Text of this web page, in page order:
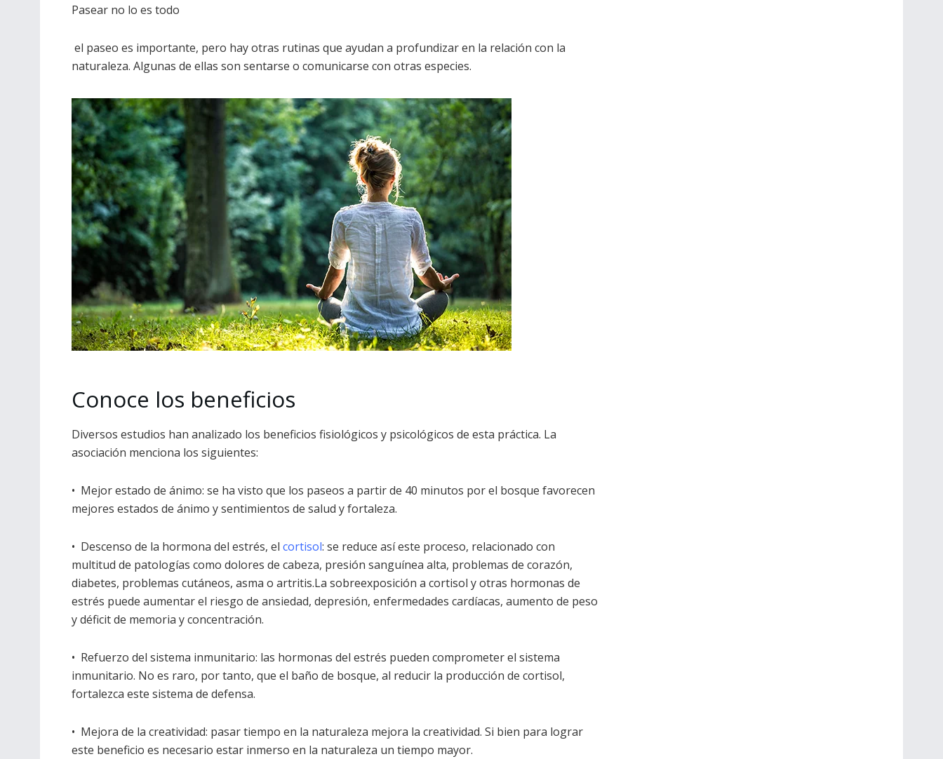
Pasear no lo es todo
el paseo es importante, pero hay otras rutinas que ayudan a profundizar en la relación con la
naturaleza. Algunas de ellas son sentarse o comunicarse con otras especies.
Conoce los beneficios
Diversos estudios han analizado los beneficios fisiológicos y psicológicos de esta práctica. La
asociación menciona los siguientes:
• Mejor estado de ánimo: se ha visto que los paseos a partir de 40 minutos por el bosque favorecen
mejores estados de ánimo y sentimientos de salud y fortaleza.
• Descenso de la hormona del estrés, el cortisol: se reduce así este proceso, relacionado con
multitud de patologías como dolores de cabeza, presión sanguínea alta, problemas de corazón,
diabetes, problemas cutáneos, asma o artritis.La sobreexposición a cortisol y otras hormonas de
estrés puede aumentar el riesgo de ansiedad, depresión, enfermedades cardíacas, aumento de peso
y déficit de memoria y concentración.
• Refuerzo del sistema inmunitario: las hormonas del estrés pueden comprometer el sistema
inmunitario. No es raro, por tanto, que el baño de bosque, al reducir la producción de cortisol,
fortalezca este sistema de defensa.
• Mejora de la creatividad: pasar tiempo en la naturaleza mejora la creatividad. Si bien para lograr
este beneficio es necesario estar inmerso en la naturaleza un tiempo mayor.